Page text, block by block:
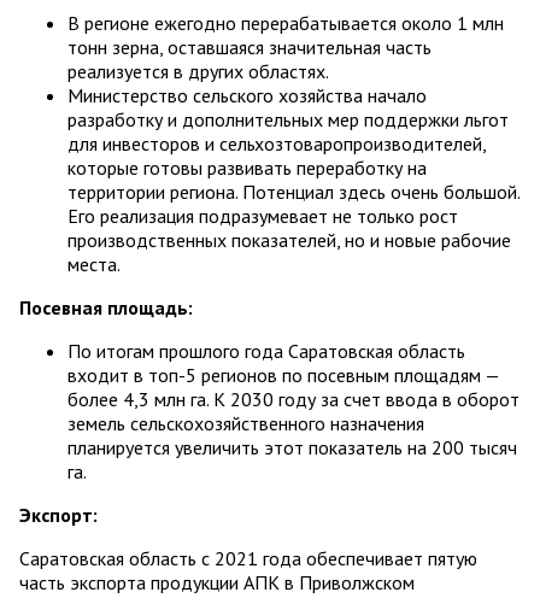
В регионе ежегодно перерабатывается около 1 млн
тонн зерна, оставшаяся значительная часть
реализуется в других областях.
Министерство сельского хозяйства начало
разработку и дополнительных мер поддержки льгот
для инвесторов и сельхозтоваропроизводителей,
которые готовы развивать переработку на
территории региона. Потенциал здесь очень большой.
Его реализация подразумевает не только рост
производственных показателей, но и новые рабочие
места.
Посевная площадь:
По итогам прошлого года Саратовская область
входит в топ-5 регионов по посевным площадям —
более 4,3 млн га. К 2030 году за счет ввода в оборот
земель сельскохозяйственного назначения
планируется увеличить этот показатель на 200 тысяч
га.
Экспорт:
Саратовская область с 2021 года обеспечивает пятую
часть экспорта продукции АПК в Приволжском